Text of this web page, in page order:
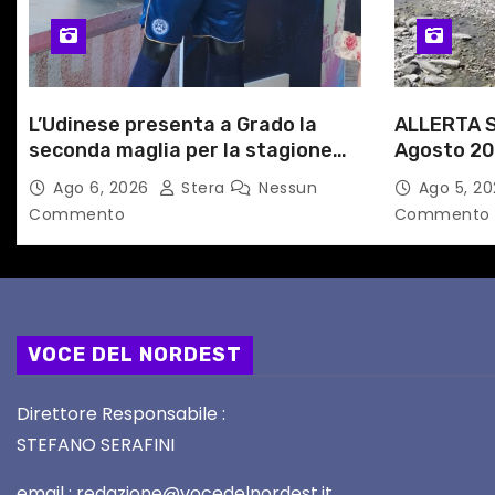
i
c
o
l
i
L’Udinese presenta a Grado la
seconda maglia per la stagione
2026/27
Ago 6, 2026 Stera
Nessun
Commento
ALLERTA
Agosto
alleAgo 5,
Commento
VOCE DEL NORDEST
Direttore Responsabile :
STEFANO SERAFINI